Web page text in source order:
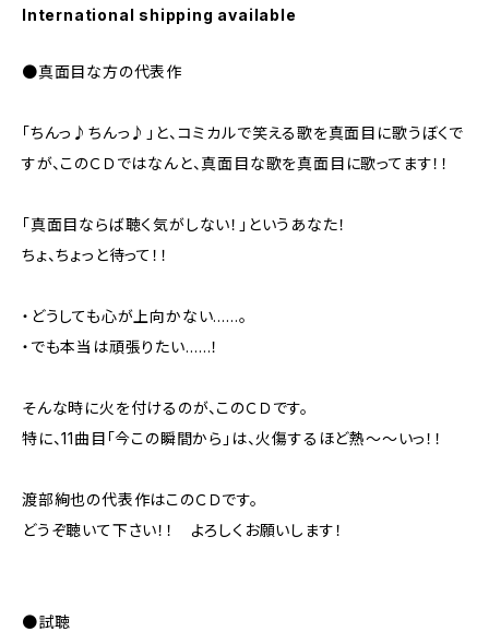
International shipping available
●真面目な方の代表作
「ちんっ♪ちんっ♪」と、コミカルで笑える歌を真面目に歌うぼくで
すが、このＣＤではなんと、真面目な歌を真面目に歌ってます！！
「真面目ならば聴く気がしない！」というあなた！
ちょ、ちょっと待って！！
・どうしても心が上向かない……。
・でも本当は頑張りたい……！
そんな時に火を付けるのが、このＣＤです。
特に、11曲目「今この瞬間から」は、火傷するほど熱～～いっ！！
渡部絢也の代表作はこのＣＤです。
どうぞ聴いて下さい！！ よろしくお願いします！
●試聴